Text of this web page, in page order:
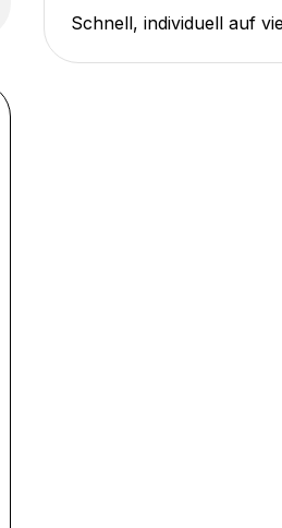
Schnell, individuell auf